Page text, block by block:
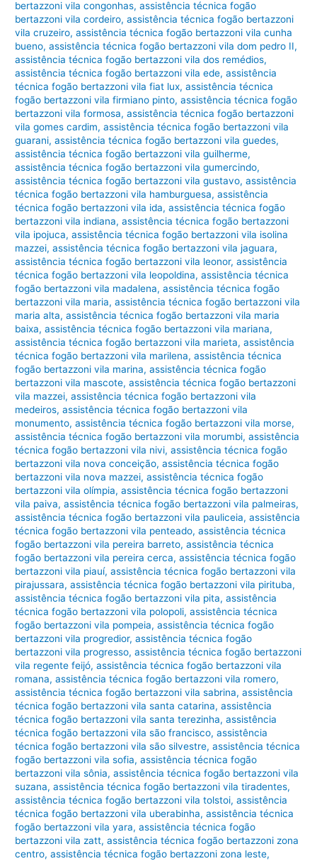
bertazzoni vila congonhas,assistência técnica fogão
bertazzoni vila cordeiro,assistência técnica fogão bertazzoni
vila cruzeiro,assistência técnica fogão bertazzoni vila cunha
bueno,assistência técnica fogão bertazzoni vila dom pedro II,
assistência técnica fogão bertazzoni vila dos remédios,
assistência técnica fogão bertazzoni vila ede,assistência
técnica fogão bertazzoni vila fiat lux,assistência técnica
fogão bertazzoni vila firmiano pinto,assistência técnica fogão
bertazzoni vila formosa,assistência técnica fogão bertazzoni
vila gomes cardim,assistência técnica fogão bertazzoni vila
guarani,assistência técnica fogão bertazzoni vila guedes,
assistência técnica fogão bertazzoni vila guilherme,
assistência técnica fogão bertazzoni vila gumercindo,
assistência técnica fogão bertazzoni vila gustavo,assistência
técnica fogão bertazzoni vila hamburguesa,assistência
técnica fogão bertazzoni vila ida,assistência técnica fogão
bertazzoni vila indiana,assistência técnica fogão bertazzoni
vila ipojuca,assistência técnica fogão bertazzoni vila isolina
mazzei,assistência técnica fogão bertazzoni vila jaguara,
assistência técnica fogão bertazzoni vila leonor,assistência
técnica fogão bertazzoni vila leopoldina,assistência técnica
fogão bertazzoni vila madalena,assistência técnica fogão
bertazzoni vila maria,assistência técnica fogão bertazzoni vila
maria alta,assistência técnica fogão bertazzoni vila maria
baixa,assistência técnica fogão bertazzoni vila mariana,
assistência técnica fogão bertazzoni vila marieta,assistência
técnica fogão bertazzoni vila marilena,assistência técnica
fogão bertazzoni vila marina,assistência técnica fogão
bertazzoni vila mascote,assistência técnica fogão bertazzoni
vila mazzei,assistência técnica fogão bertazzoni vila
medeiros,assistência técnica fogão bertazzoni vila
monumento,assistência técnica fogão bertazzoni vila morse,
assistência técnica fogão bertazzoni vila morumbi,assistência
técnica fogão bertazzoni vila nivi,assistência técnica fogão
bertazzoni vila nova conceição,assistência técnica fogão
bertazzoni vila nova mazzei,assistência técnica fogão
bertazzoni vila olímpia,assistência técnica fogão bertazzoni
vila paiva,assistência técnica fogão bertazzoni vila palmeiras,
assistência técnica fogão bertazzoni vila pauliceia,assistência
técnica fogão bertazzoni vila penteado,assistência técnica
fogão bertazzoni vila pereira barreto,assistência técnica
fogão bertazzoni vila pereira cerca,assistência técnica fogão
bertazzoni vila piauí,assistência técnica fogão bertazzoni vila
pirajussara,assistência técnica fogão bertazzoni vila pirituba,
assistência técnica fogão bertazzoni vila pita,assistência
técnica fogão bertazzoni vila polopoli,assistência técnica
fogão bertazzoni vila pompeia,assistência técnica fogão
bertazzoni vila progredior,assistência técnica fogão
bertazzoni vila progresso,assistência técnica fogão bertazzoni
vila regente feijó,assistência técnica fogão bertazzoni vila
romana,assistência técnica fogão bertazzoni vila romero,
assistência técnica fogão bertazzoni vila sabrina,assistência
técnica fogão bertazzoni vila santa catarina,assistência
técnica fogão bertazzoni vila santa terezinha,assistência
técnica fogão bertazzoni vila são francisco,assistência
técnica fogão bertazzoni vila são silvestre,assistência técnica
fogão bertazzoni vila sofia,assistência técnica fogão
bertazzoni vila sônia,assistência técnica fogão bertazzoni vila
suzana,assistência técnica fogão bertazzoni vila tiradentes,
assistência técnica fogão bertazzoni vila tolstoi,assistência
técnica fogão bertazzoni vila uberabinha,assistência técnica
fogão bertazzoni vila yara,assistência técnica fogão
bertazzoni vila zatt,assistência técnica fogão bertazzoni zona
centro,assistência técnica fogão bertazzoni zona leste,